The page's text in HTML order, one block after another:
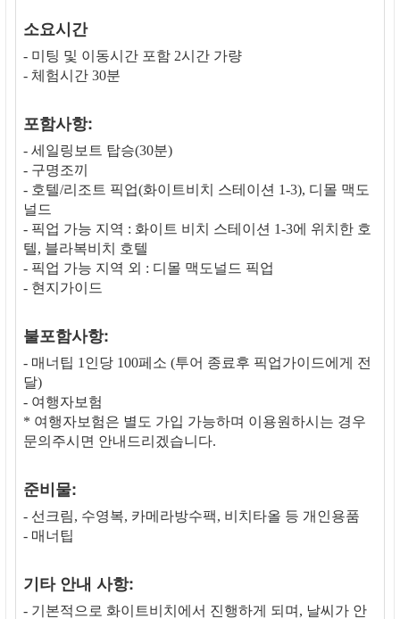
소요시간
- 미팅 및 이동시간 포함 2시간 가량
- 체험시간 30분
포함사항:
- 세일링보트 탑승(30분)
- 구명조끼
- 호텔/리조트 픽업(화이트비치 스테이션 1-3), 디몰 맥도
널드
- 픽업 가능 지역 : 화이트 비치 스테이션 1-3에 위치한 호
텔, 블라복비치 호텔
- 픽업 가능 지역 외 : 디몰 맥도널드 픽업
- 현지가이드
불포함사항:
- 매너팁 1인당 100페소 (투어 종료후 픽업가이드에게 전
달)
- 여행자보험
* 여행자보험은 별도 가입 가능하며 이용원하시는 경우
문의주시면 안내드리겠습니다.
준비물:
- 선크림, 수영복, 카메라방수팩, 비치타올 등 개인용품
- 매너팁
기타 안내 사항:
- 기본적으로 화이트비치에서 진행하게 되며, 날씨가 안